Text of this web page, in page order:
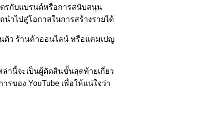
รกับแบรนด์หรือการสนับสนุน
ำไปสู่โอกาสในการสร้างรายได้
ตัว ร้านค้าออนไลน์ หรือแคมเปญ
านี้จะเป็นผู้ตัดสินขั้นสุดท้ายเกี่ยว
รของ YouTube เพื่อให้แน่ใจว่า